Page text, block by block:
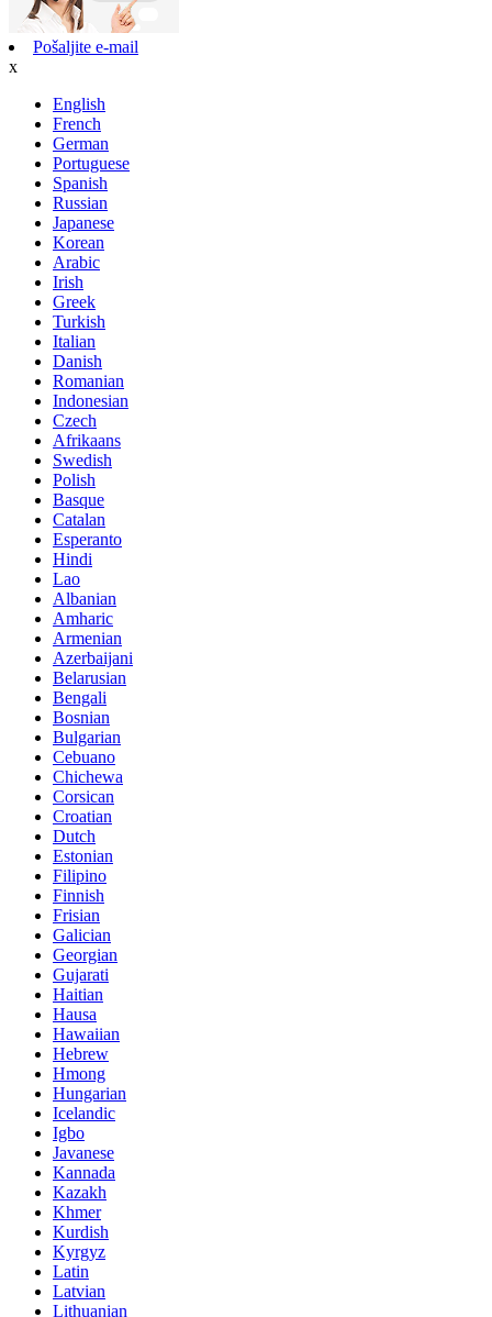
Pošaljite e-mail
x
English
French
German
Portuguese
Spanish
Russian
Japanese
Korean
Arabic
Irish
Greek
Turkish
Italian
Danish
Romanian
Indonesian
Czech
Afrikaans
Swedish
Polish
Basque
Catalan
Esperanto
Hindi
Lao
Albanian
Amharic
Armenian
Azerbaijani
Belarusian
Bengali
Bosnian
Bulgarian
Cebuano
Chichewa
Corsican
Croatian
Dutch
Estonian
Filipino
Finnish
Frisian
Galician
Georgian
Gujarati
Haitian
Hausa
Hawaiian
Hebrew
Hmong
Hungarian
Icelandic
Igbo
Javanese
Kannada
Kazakh
Khmer
Kurdish
Kyrgyz
Latin
Latvian
Lithuanian